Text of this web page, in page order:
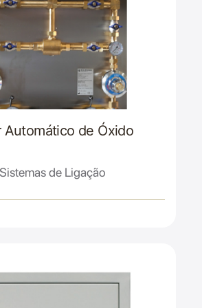
Automático de Óxido
de Ligação